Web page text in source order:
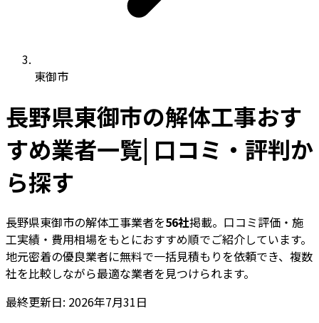
東御市
長野県東御市の解体工事おす
すめ業者一覧| 口コミ・評判か
ら探す
長野県東御市の解体工事業者を56社掲載。口コミ評価・施
工実績・費用相場をもとにおすすめ順でご紹介しています。
地元密着の優良業者に無料で一括見積もりを依頼でき、複数
社を比較しながら最適な業者を見つけられます。
最終更新日: 2026年7月31日